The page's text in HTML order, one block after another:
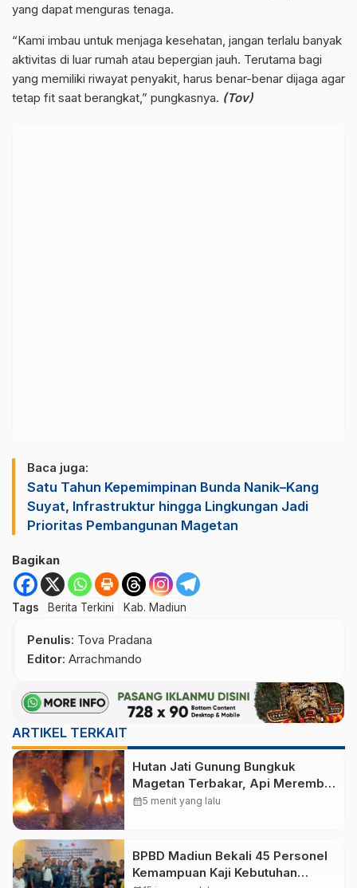
yang dapat menguras tenaga.
“Kami imbau untuk menjaga kesehatan, jangan terlalu banyak
aktivitas di luar rumah atau bepergian jauh. Terutama bagi
yang memiliki riwayat penyakit, harus benar-benar dijaga agar
tetap fit saat berangkat,” pungkasnya. (Tov)
Baca juga:
Satu Tahun Kepemimpinan Bunda Nanik–Kang
Suyat, Infrastruktur hingga Lingkungan Jadi
Prioritas Pembangunan Magetan
Bagikan
Tags Berita Terkini Kab. Madiun
Penulis: Tova Pradana
Editor: Arrachmando
ARTIKEL TERKAIT
Hutan Jati Gunung Bungkuk
Magetan Terbakar, Api Merembet
dari Parang Hill akibat Angin
calendar_month5 menit yang lalu
BPBD Madiun Bekali 45 Personel
Kemampuan Kaji Kebutuhan